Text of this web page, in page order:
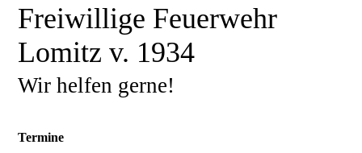
Freiwillige Feuerwehr
Lomitz v. 1934
Wir helfen gerne!
Termine